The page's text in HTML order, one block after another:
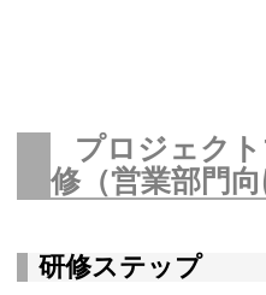
プロジェク
修（営業部門向
研修ステップ